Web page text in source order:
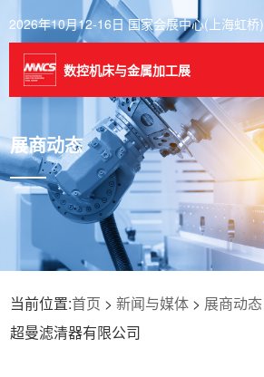
2026年10月12-16日 国家会展中心(上海虹桥)
数控机床与金属加工展
展商动态
当前位置:首页 >新闻与媒体 > 展商动态
超曼滤清器有限公司